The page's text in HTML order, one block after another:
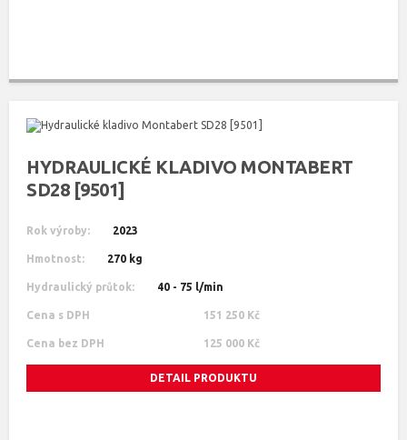
HYDRAULICKÉ KLADIVO MONTABERT
SD28 [9501]
Rok výroby: 2023
Hmotnost: 270 kg
Hydraulický průtok: 40 - 75 l/min
Cena s DPH 151 250 Kč
Cena bez DPH 125 000 Kč
DETAIL PRODUKTU